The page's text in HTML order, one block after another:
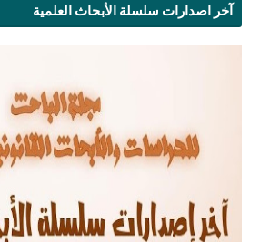
آخر اصدارات سلسلة الأبحاث العلمية